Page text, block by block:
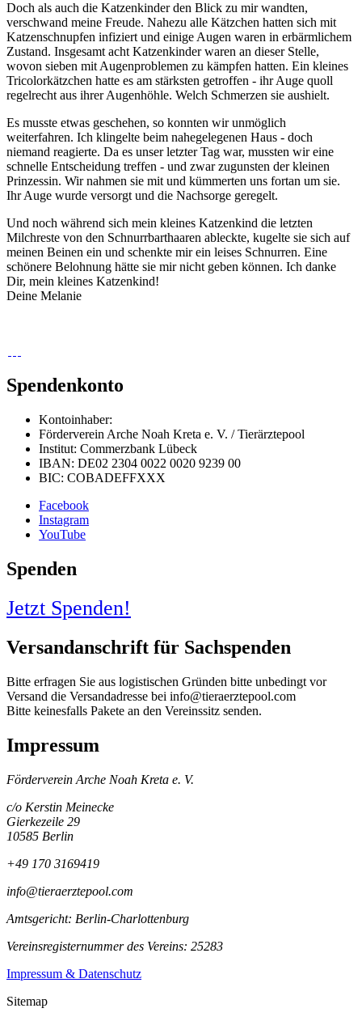
Doch als auch die Katzenkinder den Blick zu mir wandten,
verschwand meine Freude. Nahezu alle Kätzchen hatten sich mit
Katzenschnupfen infiziert und einige Augen waren in erbärmlichem
Zustand. Insgesamt acht Katzenkinder waren an dieser Stelle,
wovon sieben mit Augenproblemen zu kämpfen hatten. Ein kleines
Tricolorkätzchen hatte es am stärksten getroffen - ihr Auge quoll
regelrecht aus ihrer Augenhöhle. Welch Schmerzen sie aushielt.
Es musste etwas geschehen, so konnten wir unmöglich
weiterfahren. Ich klingelte beim nahegelegenen Haus - doch
niemand reagierte. Da es unser letzter Tag war, mussten wir eine
schnelle Entscheidung treffen - und zwar zugunsten der kleinen
Prinzessin. Wir nahmen sie mit und kümmerten uns fortan um sie.
Ihr Auge wurde versorgt und die Nachsorge geregelt.
Und noch während sich mein kleines Katzenkind die letzten
Milchreste von den Schnurrbarthaaren ableckte, kugelte sie sich auf
meinen Beinen ein und schenkte mir ein leises Schnurren. Eine
schönere Belohnung hätte sie mir nicht geben können. Ich danke
Dir, mein kleines Katzenkind!
Deine Melanie
Spendenkonto
Kontoinhaber:
Förderverein Arche Noah Kreta e. V. / Tierärztepool
Institut: Commerzbank Lübeck
IBAN: DE02 2304 0022 0020 9239 00
BIC: COBADEFFXXX
Facebook
Instagram
YouTube
Spenden
Jetzt Spenden!
Versandanschrift für Sachspenden
Bitte erfragen Sie aus logistischen Gründen bitte unbedingt vor
Versand die Versandadresse bei info@tieraerztepool.com
Bitte keinesfalls Pakete an den Vereinssitz senden.
Impressum
Förderverein Arche Noah Kreta e. V.
c/o Kerstin Meinecke
Gierkezeile 29
10585 Berlin
+49 170 3169419
info@tieraerztepool.com
Amtsgericht: Berlin-Charlottenburg
Vereinsregisternummer des Vereins: 25283
Impressum & Datenschutz
Sitemap